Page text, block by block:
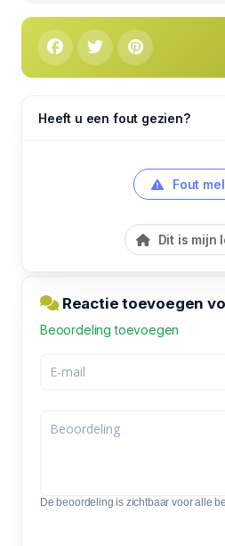
Heeft u een fout gezien?
Fout
Dit is mijn
Reactie toevoegen
Beoordeling toevoegen
De beoordeling is zichtbaar voor alle